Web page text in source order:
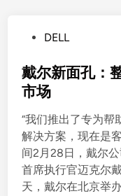
s
t
d
i
n
DELL
戴尔新面孔：
市场
“我们推出了专为帮
解决方案，现在是
间2月28日，戴尔
首席执行官迈克尔
天，戴尔在北京举